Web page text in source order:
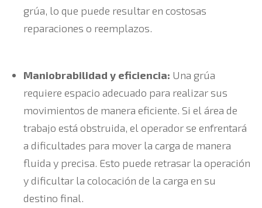
grúa, lo que puede resultar en costosas
reparaciones o reemplazos.
Maniobrabilidad y eficiencia: Una grúa
requiere espacio adecuado para realizar sus
movimientos de manera eficiente. Si el área de
trabajo está obstruida, el operador se enfrentará
a dificultades para mover la carga de manera
fluida y precisa. Esto puede retrasar la operación
y dificultar la colocación de la carga en su
destino final.